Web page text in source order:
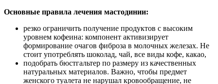
Основные правила лечения мастодинии:
резко ограничить получение продуктов с высоким
уровнем кофеина: компонент активизирует
формирование очагов фиброза в молочных железах. Не
стоит употреблять шоколад, чай, все виды кофе, какао,
подобрать бюстгальтер по размеру из качественных
натуральных материалов. Важно, чтобы предмет
женского туалета не нарушал кровообращение, не